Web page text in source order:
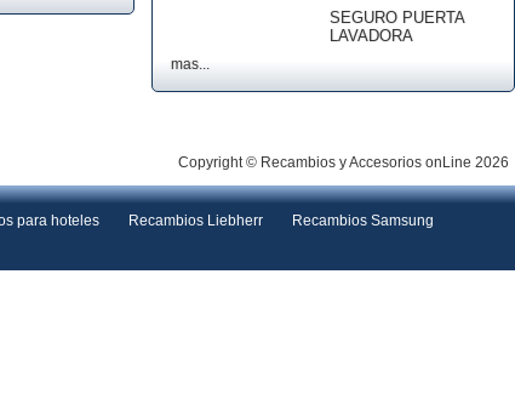
SEGURO PUERTA
LAVADORA
mas...
Copyright © Recambios y Accesorios onLine 2026
para hoteles Recambios Liebherr
Recambios Samsung